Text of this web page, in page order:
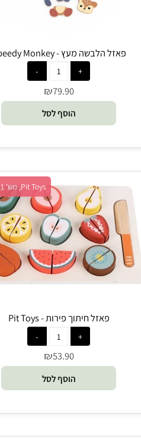
פאזל הלבשה מעץ - Speedy Monkey
₪79.90
הוסף לסל
Pit Toys, מש' 1+, גיל 1.5+
פאזל חיתוך פירות - Pit Toys